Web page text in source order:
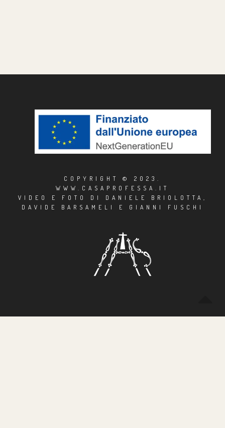
COPYRIGHT © 2023.
WWW.CASAPROFESSA.IT
VIDEO E FOTO DI DANIELE BRIOLOTTA,
DAVIDE BARSAMELI E GIANNI FUSCHI